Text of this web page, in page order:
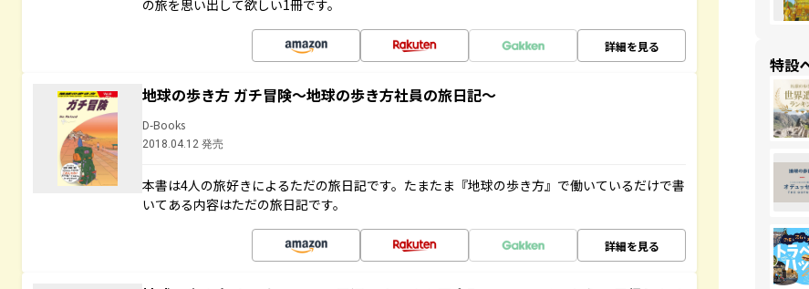
の旅を思い出して欲しい1冊です。
詳細を見る
地球の歩き方 ガチ冒険～地球の歩き方社員の旅日記～
D-Books
2018.04.12 発売
本書は4人の旅好きによるただの旅日記です。たまたま『地球の歩き方』で働いているだけで書
いてある内容はただの旅日記です。
詳細を見る
特設